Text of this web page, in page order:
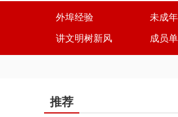
外埠经验
讲文明树新风
未成
成员
推荐